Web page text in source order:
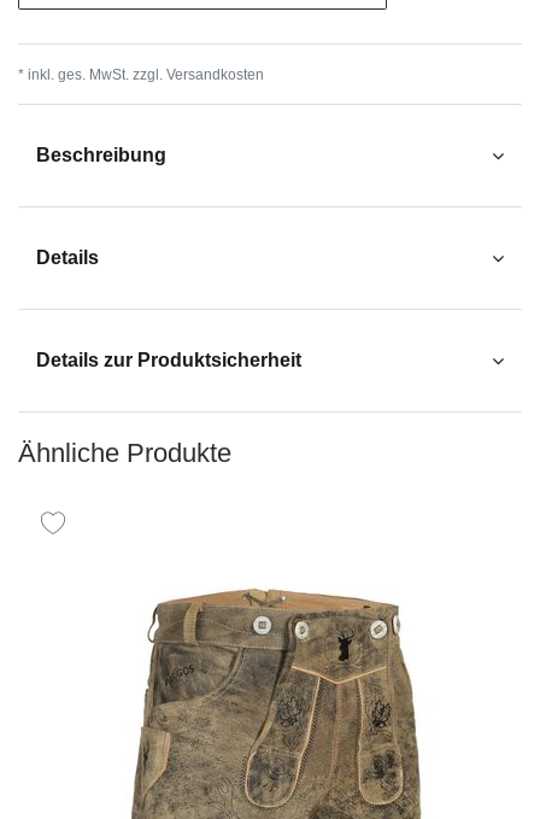
* inkl. ges. MwSt. zzgl. Versandkosten
Beschreibung
Details
Details zur Produktsicherheit
Ähnliche Produkte